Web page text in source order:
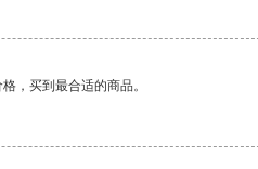
，买到最合适的商品。